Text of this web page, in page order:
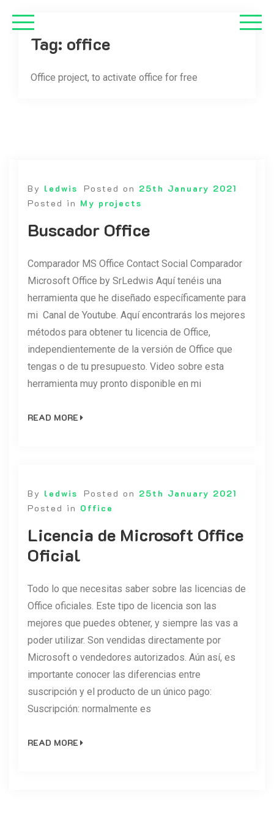
Tag: office
Office project, to activate office for free
By ledwis Posted on 25th January 2021
Posted in My projects
Buscador Office
Comparador MS Office Contact Social Comparador
Microsoft Office by SrLedwis Aquí tenéis una
herramienta que he diseñado específicamente para
mi Canal de Youtube. Aquí encontrarás los mejores
métodos para obtener tu licencia de Office,
independientemente de la versión de Office que
tengas o de tu presupuesto. Video sobre esta
herramienta muy pronto disponible en mi
READ MORE
By ledwis Posted on 25th January 2021
Posted in Office
Licencia de Microsoft Office
Oficial
Todo lo que necesitas saber sobre las licencias de
Office oficiales. Este tipo de licencia son las
mejores que puedes obtener, y siempre las vas a
poder utilizar. Son vendidas directamente por
Microsoft o vendedores autorizados. Aún así, es
importante conocer las diferencias entre
suscripción y el producto de un único pago:
Suscripción: normalmente es
READ MORE